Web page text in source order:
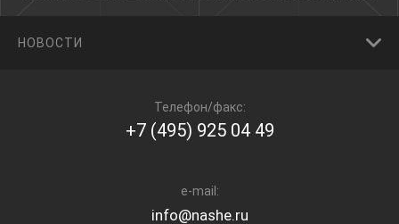
НОВОСТИ
Телефон/факс:
+7 (495) 925 04 49
e-mail:
info@nashe.ru